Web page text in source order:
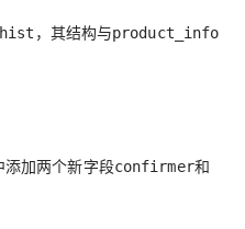
，其结构与product_info
添加两个新字段confirmer和